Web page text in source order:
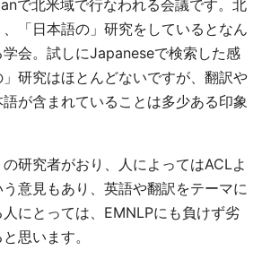
で北米域で行なわれる会議です。北
「日本語の」研究をしているとなん
会。試しにJapaneseで検索した感
研究はほとんどないですが、翻訳や
が含まれていることは多少ある印象
研究者がおり、人によってはACLよ
意見もあり、英語や翻訳をテーマに
にとっては、EMNLPにも負けず劣
思います。